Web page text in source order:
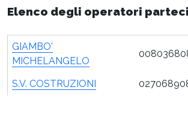
Elenco degli operatori
GIAMBO'
MICHELANGELO
S.V. COSTRUZIONI